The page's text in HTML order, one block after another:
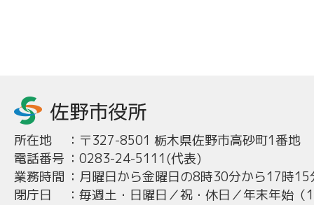
所在地 ： 〒327-8501 栃木県佐野市高砂町1番地
電話番号 ： 0283-24-5111(代表)
業務時間 ： 月曜日から金曜日の8時30分から17時15
閉庁日
： 毎週土・日曜日／祝・休日／年末年始